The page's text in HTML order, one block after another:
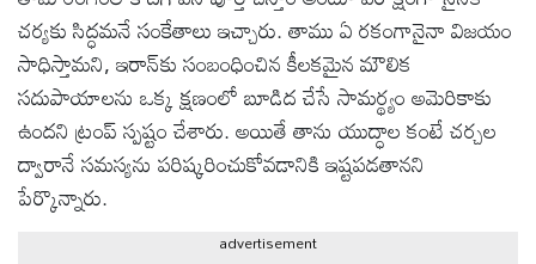
లైవ్
టీవి
వ్యవసాయం
ఓటీటీ
చర్యకు సిద్ధమనే సంకేతాలు ఇచ్చారు. తాము ఏ రకంగానైనా విజయం
సాధిస్తామని, ఇరాన్‌కు సంబంధించిన కీలకమైన మౌలిక
సదుపాయాలను ఒక్క క్షణంలో బూడిద చేసే సామర్థ్యం అమెరికాకు
ఉందని ట్రంప్ స్పష్టం చేశారు. అయితే తాను యుద్ధాల కంటే చర్చల
ద్వారానే సమస్యను పరిష్కరించుకోవడానికి ఇష్టపడతానని
పేర్కొన్నారు.
advertisement